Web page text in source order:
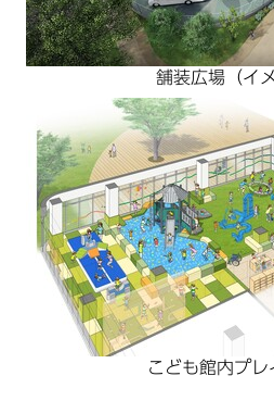
舗装広場（イ
こども館内プレ